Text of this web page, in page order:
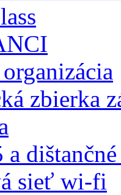
zbierka
sieť wi-fi